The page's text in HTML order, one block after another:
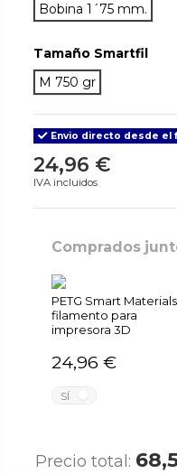
Bobina 1´75 mm.
Tamaño Smartfil
M 750 gr
Envio directo desde el
24,96 €
IVA incluidos
Comprados
PETG Smart Materials
filamento para
impresora 3D
24,96 €
SÍ
Precio total: